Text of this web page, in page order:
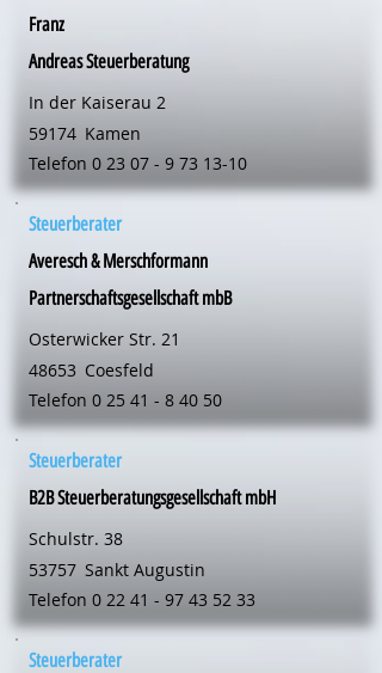
Franz
Andreas Steuerberatung
In der Kaiserau 2
59174 Kamen
Telefon 0 23 07 - 9 73 13-10
Steuerberater
Averesch & Merschformann
Partnerschaftsgesellschaft mbB
Osterwicker Str. 21
48653 Coesfeld
Telefon 0 25 41 - 8 40 50
Steuerberater
B2B Steuerberatungsgesellschaft mbH
Schulstr. 38
53757 Sankt Augustin
Telefon 0 22 41 - 97 43 52 33
Steuerberater